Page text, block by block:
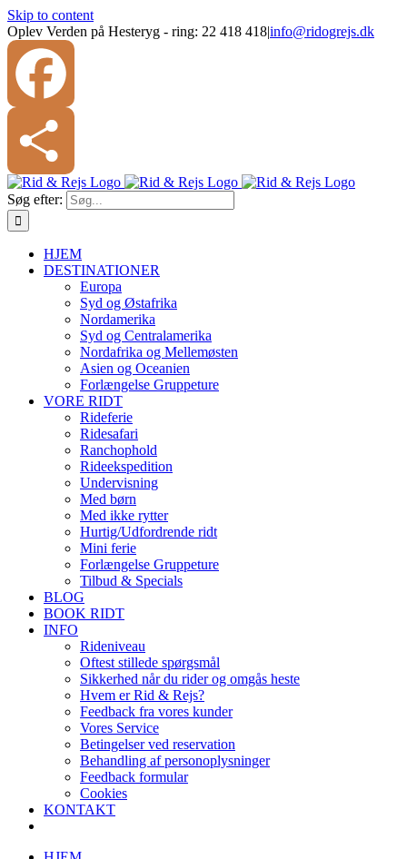
Skip to content
Oplev Verden på Hesteryg - ring: 22 418 418|info@ridogrejs.dk
Facebook
Share
Søg efter:
HJEM
DESTINATIONER
Europa
Syd og Østafrika
Nordamerika
Syd og Centralamerika
Nordafrika og Mellemøsten
Asien og Oceanien
Forlængelse Gruppeture
VORE RIDT
Rideferie
Ridesafari
Ranchophold
Rideekspedition
Undervisning
Med børn
Med ikke rytter
Hurtig/Udfordrende ridt
Mini ferie
Forlængelse Gruppeture
Tilbud & Specials
BLOG
BOOK RIDT
INFO
Rideniveau
Oftest stillede spørgsmål
Sikkerhed når du rider og omgås heste
Hvem er Rid & Rejs?
Feedback fra vores kunder
Vores Service
Betingelser ved reservation
Behandling af personoplysninger
Feedback formular
Cookies
KONTAKT